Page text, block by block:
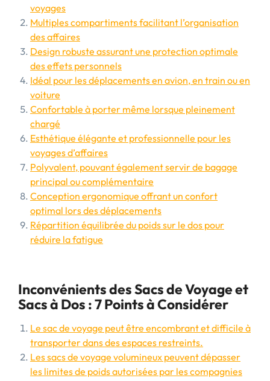
voyages
Multiples compartiments facilitant l’organisation
des affaires
Design robuste assurant une protection optimale
des effets personnels
Idéal pour les déplacements en avion, en train ou en
voiture
Confortable à porter même lorsque pleinement
chargé
Esthétique élégante et professionnelle pour les
voyages d’affaires
Polyvalent, pouvant également servir de bagage
principal ou complémentaire
Conception ergonomique offrant un confort
optimal lors des déplacements
Répartition équilibrée du poids sur le dos pour
réduire la fatigue
Inconvénients des Sacs de Voyage et
Sacs à Dos : 7 Points à Considérer
Le sac de voyage peut être encombrant et difficile à
transporter dans des espaces restreints.
Les sacs de voyage volumineux peuvent dépasser
les limites de poids autorisées par les compagnies